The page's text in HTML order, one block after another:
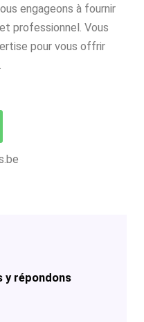
engageons à fournir
professionnel. Vous
pour vous offrir
y répondons